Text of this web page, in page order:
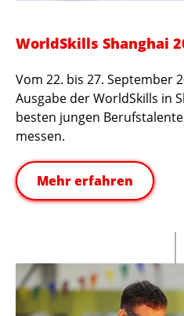
WorldSkills Shanghai
Vom 22. bis 27. September
Ausgabe der WorldSkills in
besten jungen
messen.
Mehr erfahren